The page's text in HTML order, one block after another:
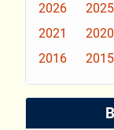
2026 2025
2021
2020
2016
2015